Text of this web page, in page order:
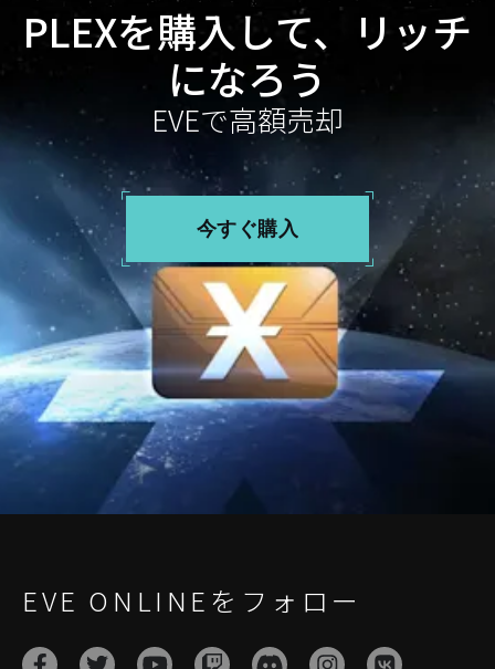
PLEXを購入して、リッチ
になろう
EVEで高額売却
今すぐ購入
EVE ONLINEをフォロー